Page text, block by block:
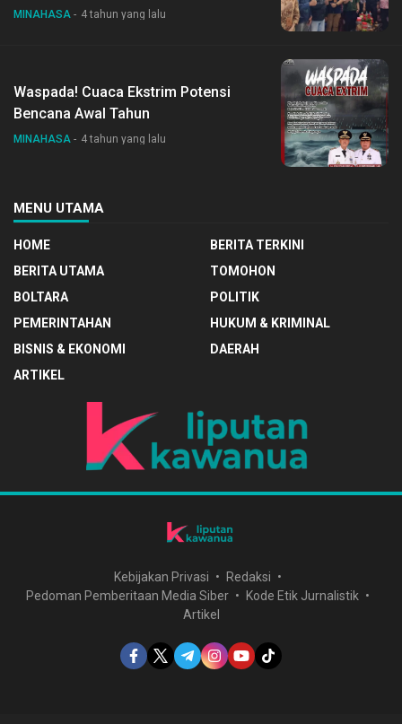
MINAHASA 4 tahun yang lalu
Waspada! Cuaca Ekstrim Potensi
Bencana Awal Tahun
MINAHASA 4 tahun yang lalu
MENU UTAMA
HOME
BERITA TERKINI
BERITA UTAMA
TOMOHON
BOLTARA
POLITIK
PEMERINTAHAN
HUKUM & KRIMINAL
BISNIS & EKONOMI
DAERAH
ARTIKEL
Kebijakan Privasi
Redaksi
Pedoman Pemberitaan Media Siber
Kode Etik Jurnalistik
Artikel